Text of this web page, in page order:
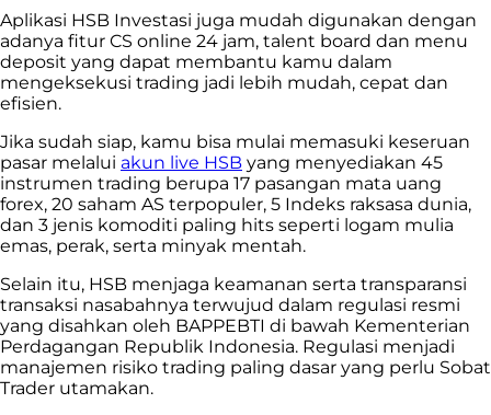
Aplikasi HSB Investasi juga mudah digunakan dengan
adanya fitur CS online 24 jam, talent board dan menu
deposit yang dapat membantu kamu dalam
mengeksekusi trading jadi lebih mudah, cepat dan
efisien.
Jika sudah siap, kamu bisa mulai memasuki keseruan
pasar melalui akun live HSB yang menyediakan 45
instrumen trading berupa 17 pasangan mata uang
forex, 20 saham AS terpopuler, 5 Indeks raksasa dunia,
dan 3 jenis komoditi paling hits seperti logam mulia
emas, perak, serta minyak mentah.
Selain itu, HSB menjaga keamanan serta transparansi
transaksi nasabahnya terwujud dalam regulasi resmi
yang disahkan oleh BAPPEBTI di bawah Kementerian
Perdagangan Republik Indonesia. Regulasi menjadi
manajemen risiko trading paling dasar yang perlu Sobat
Trader utamakan.